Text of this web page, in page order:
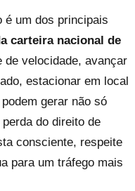
é um dos principais
carteira nacional de
de velocidade, avançar
estacionar em local
gerar não só
do direito de
consciente, respeite
para um tráfego mais